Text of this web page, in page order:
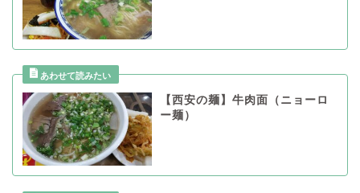
【西安の麺】牛肉面（ニョーロ
ー麺）